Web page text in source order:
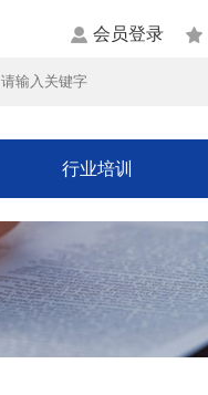
会员登录
行业培训